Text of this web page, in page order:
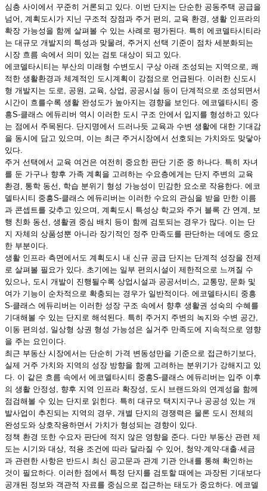
심층 사이에서 꾸준히 거론되고 있다. 이번 단지는 단순한 공동주택 공급을
넘어, 계획도시가 지닌 구조적 장점과 주거 편의, 교육 환경, 생활 인프라의
확장 가능성을 함께 살펴볼 수 있는 사례로 평가된다. 특히 에코델타시티라
는 대규모 개발지의 특성과 맞물려, 주거지 선택 기준이 점차 세분화되는
시장 흐름 속에서 의미 있는 검토 대상이 되고 있다.
에코델타시티는 부산의 미래형 수변도시 구상 아래 조성되는 지역으로, 쾌
적한 생활환경과 체계적인 도시계획이 강점으로 언급된다. 이러한 신도시
형 개발지는 도로, 공원, 교육, 상업, 공공시설 등이 단계적으로 조성되면서
시간이 흐를수록 생활 완성도가 높아지는 경향을 보인다. 에코델타시티 중
흥S-클래스 에듀리버 역시 이러한 도시 구조 안에서 입지를 형성하고 있다
는 점에서 주목된다. 단지명에서 드러나듯 교육과 수변 생활에 대한 기대감
을 동시에 담고 있으며, 이는 최근 주거시장에서 선호되는 가치와도 맞닿아
있다.
주거 선택에서 교육 여건은 여전히 중요한 판단 기준 중 하나다. 특히 자녀
를 둔 가구나 향후 가족 계획을 고려하는 수요층에게는 단지 주변의 교육
환경, 통학 동선, 학습 분위기 형성 가능성이 민감한 요소로 작용한다. 에코
델타시티 중흥S-클래스 에듀리버는 이러한 수요의 관심을 받을 만한 이름
과 콘셉트를 갖추고 있으며, 계획도시 특성상 학교와 주거 블록 간 연계, 보
행 친화 동선, 생활권 중심 배치 등이 함께 검토되는 경우가 많다. 이는 단
지 자체의 상품성뿐 아니라 장기적인 정주 만족도를 판단하는 데에도 중요
한 부분이다.
생활 인프라 측면에서도 계획도시 내 신규 공급 단지는 단계적 성장을 전제
로 살펴볼 필요가 있다. 초기에는 일부 편의시설이 제한적으로 느껴질 수
있으나, 도시 개발이 진행될수록 상업시설과 공공서비스, 교통망, 문화 및
여가 기능이 순차적으로 확충되는 경우가 일반적이다. 에코델타시티 중흥
S-클래스 에듀리버는 이러한 성장 구조 속에서 향후 생활권 성숙의 수혜를
기대해볼 수 있는 단지로 해석된다. 특히 주거지 주변의 녹지와 수변 공간,
이동 편의성, 일상형 상권 형성 가능성은 실거주 만족도에 지속적으로 영향
을 주는 요인이다.
최근 부동산 시장에서는 단순히 가격 변동성만을 기준으로 접근하기보다,
실제 거주 가치와 지역의 성장 방향을 함께 고려하는 분위기가 강해지고 있
다. 이 같은 흐름 속에서 에코델타시티 중흥S-클래스 에듀리버는 입주 이후
의 생활 안정성, 향후 지역 인프라 확장성, 도시 브랜드와의 연계성을 함께
점검해볼 수 있는 단지로 읽힌다. 특히 대규모 택지지구나 공공성 있는 개
발사업이 추진되는 지역의 경우, 개별 단지의 경쟁력은 물론 도시 전체의
완성도와 상호작용하면서 가치가 형성되는 경향이 있다.
정책 환경 또한 수요자 판단에 적지 않은 영향을 준다. 다만 부동산 관련 제
도는 시기와 대상, 적용 조건에 따라 달라질 수 있어, 청약·계약·대출·세금
과 관련한 사항은 반드시 최신 공고문과 관계 기관 안내를 통해 확인하는
것이 필요하다. 이러한 점에서 특정 단지를 검토할 때에는 과장된 기대보다
공개된 정보와 객관적 자료를 중심으로 접근하는 태도가 중요하다. 에코델